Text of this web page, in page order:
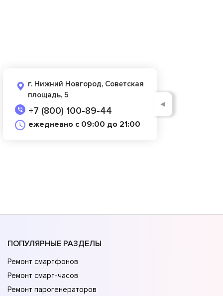
г. Нижний Новгород, Советская
площадь, 5
+7 (800) 100-89-44
ежедневно с 09:00 до 21:00
◄
ПОПУЛЯРНЫЕ РАЗДЕЛЫ
Ремонт смартфонов
Ремонт смарт-часов
Ремонт парогенераторов